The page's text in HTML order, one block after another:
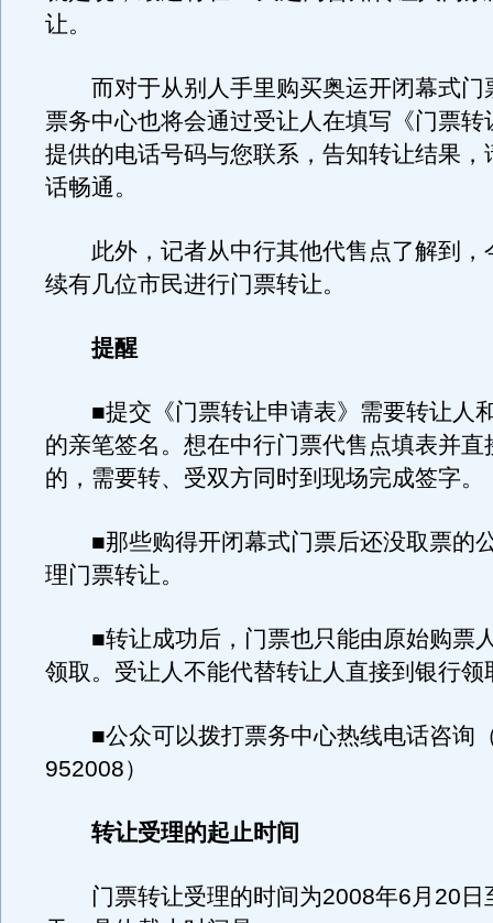
让。
而对于从别人手里购买奥运开闭幕式门
票务中心也将会通过受让人在填写《门票转
提供的电话号码与您联系，告知转让结果，
话畅通。
此外，记者从中行其他代售点了解到，
续有几位市民进行门票转让。
提醒
■提交《门票转让申请表》需要转让人
的亲笔签名。想在中行门票代售点填表并直
的，需要转、受双方同时到现场完成签字。
■那些购得开闭幕式门票后还没取票的
理门票转让。
■转让成功后，门票也只能由原始购票
领取。受让人不能代替转让人直接到银行领
■公众可以拨打票务中心热线电话咨询
952008）
转让受理的起止时间
门票转让受理的时间为2008年6月20日